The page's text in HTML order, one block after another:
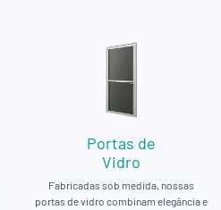
Portas de
Vidro
Fabricadas sob medida, nossas
portas de vidro combinam elegância e